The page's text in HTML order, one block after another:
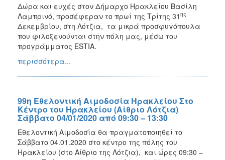
Δώρα και ευχές στον Δήμαρχο Ηρακλείου Βασίλη
Λαμπρινό, προσέφεραν το πρωί της Τρίτης 31 ης
Δεκεμβρίου, στη Λότζια, τα μικρά προσφυγόπουλα
που φιλοξενούνται στην πόλη μας, μέσω του
προγράμματος ESTIA.
περισσότερα...
99η Εθελοντική Αιμοδοσία Ηρακλείου Στο
Κέντρο του Ηρακλείου (Αίθριο Λότζια)
Σάββατο 04/01/2020 από 09:30 – 13:30
Εθελοντική Αιμοδοσία θα πραγματοποιηθεί το
Σάββατο 04.01.2020 στο κέντρο της πόλης του
Ηρακλείου (στο Αίθριο της Λότζια), και ώρες 09:30 –